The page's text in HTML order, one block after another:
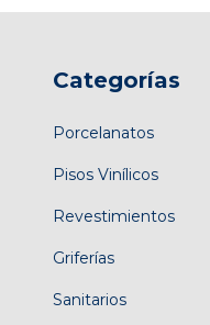
Categorías
Porcelanatos
Pisos Vinílicos
Revestimientos
Griferías
Sanitarios